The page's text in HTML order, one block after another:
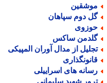
دوم سپاهان
ساکس
از مدال آوران المپیکی
های اسراییلی